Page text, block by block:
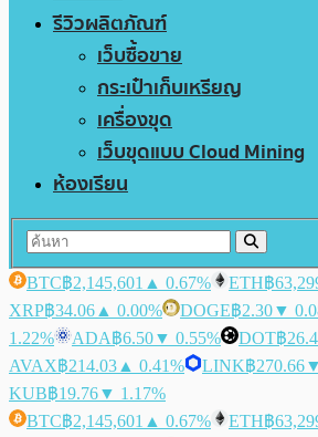
รีวิวผลิตภัณฑ์
เว็บซื้อขาย
กระเป๋าเก็บเหรียญ
เครื่องขุด
เว็บขุดแบบ Cloud Mining
ห้องเรียน
BTC฿2,145,601 ▲ 0.67% ETH฿
XRP฿34.06 ▲ 0.00% DOGE฿2.30▼
1.22%
ADA฿6.50▼ 0.55% DOT฿
AVAX฿214.03 ▲ 0.41% LINK฿270.66
KUB฿19.76▼ 1.17%
BTC฿2,145,601 ▲ 0.67% ETH฿